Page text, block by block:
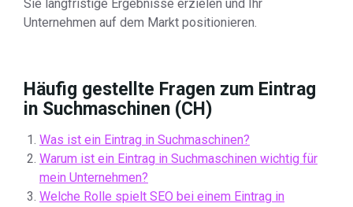
Sie langfristige Ergebnisse erzielen und Ihr
Unternehmen auf dem Markt positionieren.
Häufig gestellte Fragen zum Eintrag
in Suchmaschinen (CH)
Was ist ein Eintrag in Suchmaschinen?
Warum ist ein Eintrag in Suchmaschinen wichtig für
mein Unternehmen?
Welche Rolle spielt SEO bei einem Eintrag in